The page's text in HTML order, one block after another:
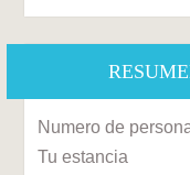
Numero de
Tu estancia